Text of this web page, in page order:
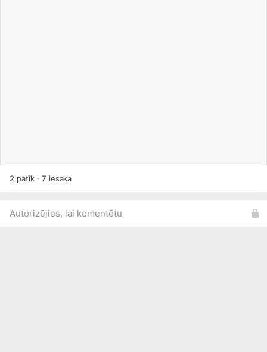
2 patīk ·7 iesaka
Autorizējies, lai komentētu